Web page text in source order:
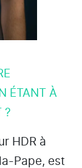
ÉTANT À
?
HDR à
Pape, est